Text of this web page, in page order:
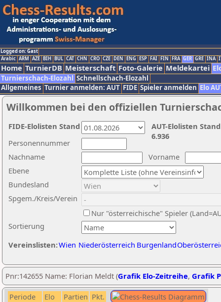
Logged on: Gast
Arabic ARM AZE BIH BUL CAT CHN CRO CZE DEN ENG ESP FAI FIN FRA GER GRE INA
Home TurnierDB Meisterschaft Foto-Galerie Meldekartei
Turnierschach-Elozahl Schnellschach-Elozahl
Allgemeines Turnier anmelden: AUT FIDE Spieler anmelden Elo
Willkommen bei den offiziellen
Nachname
Vorname
Ebene
Sortierung
Personennummer
Bundesland
Spgem./Kreis/Verein
Nur "österreichische" Spieler
Vereinslisten:Wien Niederösterreich Burgenland
AUT-Elolisten
6.936
FIDE-Elolisten Stand
Pnr:142655 Name: Florian Meldt (Grafik Elo-Zeitreihe, Grafik
Periode Elo Partien Pkt.